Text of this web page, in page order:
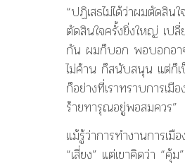
“ปฏิเสธไม่ได้ว่าผมตัดสิน
ตัดสินใจครั้งยิ่งใหญ่ เป
กัน ผมก็บอก พอบอกอา
ไม่ค้าน ก็สนับสนุน แต่ก็
ก็อย่างที่เราทราบการเมื
ร้ายทารุณอยู่พอสมควร”
แม้รู้ว่าการทำงานการเมื
“เสี่ยง” แต่เขาคิดว่า “คุ้ม”